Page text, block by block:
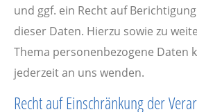
und ggf. ein Recht auf
dieser Daten. Hierzu sowie zu
Thema personenbezogene Daten
jederzeit an uns wenden.
Recht auf Einschränkung der